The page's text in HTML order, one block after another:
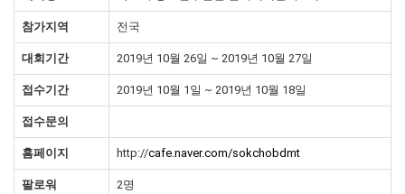
참가지역 전국
대회기간 2019년 10월 26일 ~ 2019년 10월 27일
접수기간 2019년 10월 1일 ~ 2019년 10월 18일
접수문의
홈페이지 http://cafe.naver.com/sokchobdmt
팔로워 2명